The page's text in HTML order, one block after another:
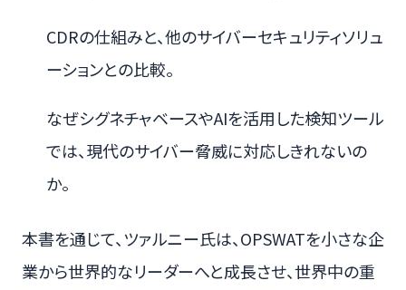
CDRの仕組みと、他のサイバーセキュリティソリュ
ーションとの比較。
なぜシグネチャベースやAIを活用した検知ツール
では、現代のサイバー脅威に対応しきれないの
か。
本書を通じて、ツァルニー氏は、OPSWATを小さな企
業から世界的なリーダーへと成長させ、世界中の重